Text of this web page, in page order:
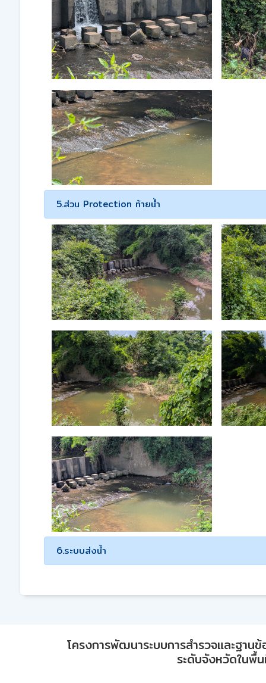
5.ส่วน Protection ท้ายน้ำ
6.ระบบส่งน้ำ
โครงการพัฒนาระบบการสำรวจและฐา
ระดับจังหวัดในพื้